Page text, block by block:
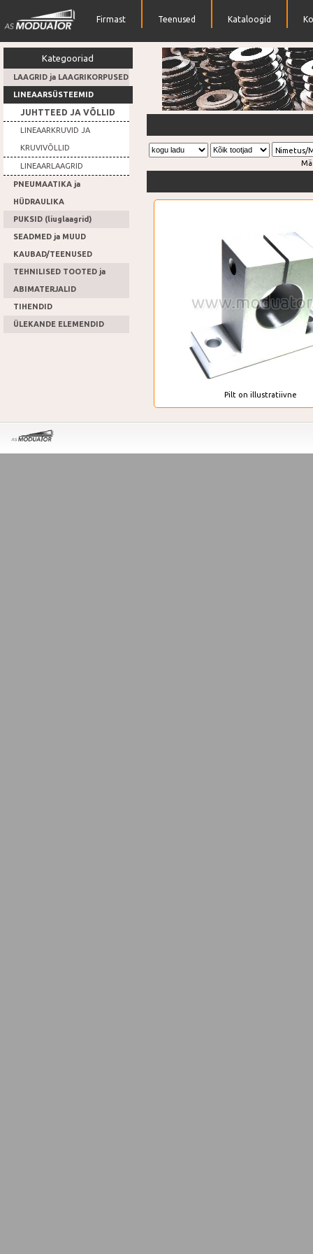
Firmast Teenused Kataloogid
Kategooriad
LAAGRID ja LAAGRIKORPUSED
LINEAARSÜSTEEMID
JUHTTEED JA VÕLLID
LINEAARKRUVID JA
KRUVIVÕLLID
LINEAARLAAGRID
PNEUMAATIKA ja
HÜDRAULIKA
PUKSID (liuglaagrid)
SEADMED ja MUUD
KAUBAD/TEENUSED
TEHNILISED TOOTED ja
ABIMATERJALID
TIHENDID
ÜLEKANDE ELEMENDID
Nimetus/
Pilt on illustratiivne